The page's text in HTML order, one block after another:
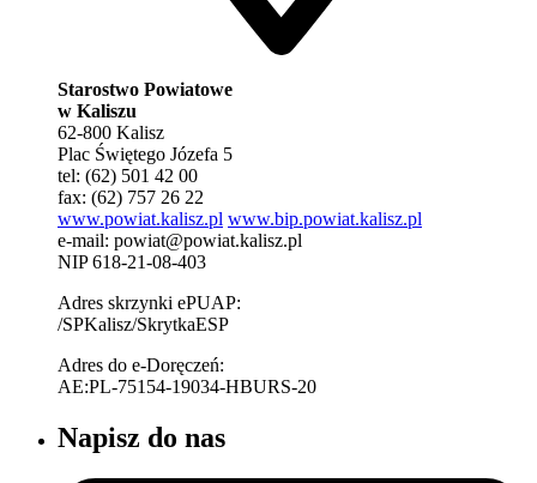
Starostwo Powiatowe
w Kaliszu
62-800 Kalisz
Plac Świętego Józefa 5
tel: (62) 501 42 00
fax: (62) 757 26 22
www.powiat.kalisz.pl www.bip.powiat.kalisz.pl
e-mail: powiat@powiat.kalisz.pl
NIP 618-21-08-403
Adres skrzynki ePUAP:
/SPKalisz/SkrytkaESP
Adres do e-Doręczeń:
AE:PL-75154-19034-HBURS-20
Napisz do nas